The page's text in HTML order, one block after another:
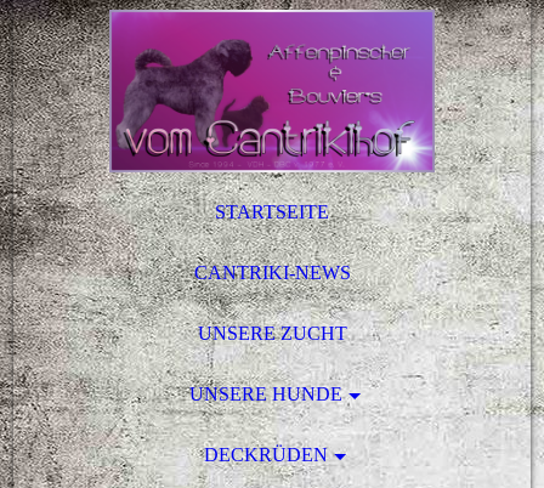
STARTSEITE
CANTRIKI-NEWS
UNSERE ZUCHT
UNSERE HUNDE
DECKRÜDEN